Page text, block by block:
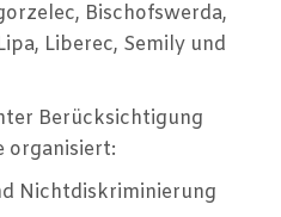
Bischofswerda,
Liberec, Semily und
Berücksichtigung
organisiert:
Nichtdiskriminierung